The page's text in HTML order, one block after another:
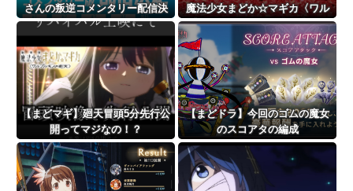
さんの叛逆コメンタリー配信決
定
魔法少女まどか☆マギカ〈ワル
プルギスの廻天〉』本予告が公
開！！！！
【まどマギ】廻天冒頭5分先行公
開ってマジなの！？
【まどドラ】今回のゴムの魔女
のスコアタの編成